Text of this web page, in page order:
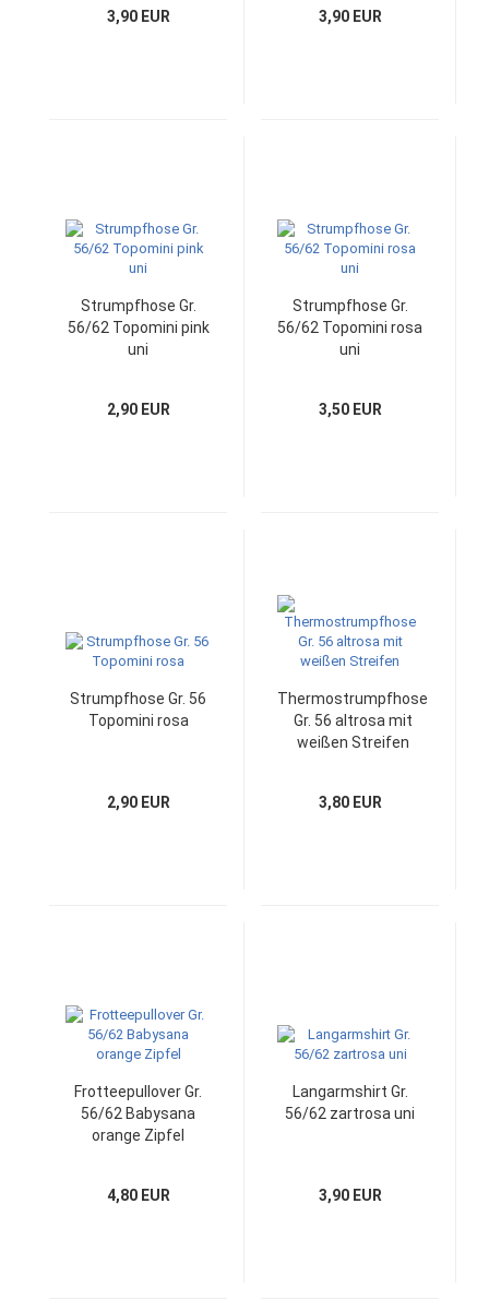
3,90 EUR 3,90 EUR
Strumpfhose Gr.
56/62 Topomini pink
uni
2,90 EUR
Strumpfhose Gr.
56/62 Topomini rosa
uni
3,50 EUR
Strumpfhose Gr. 56
Topomini rosa
2,90 EUR
Thermostrumpfhose
Gr. 56 altrosa mit
weißen Streifen
3,80 EUR
Frotteepullover Gr.
56/62 Babysana
orange Zipfel
4,80 EUR
Langarmshirt Gr.
56/62 zartrosa uni
3,90 EUR